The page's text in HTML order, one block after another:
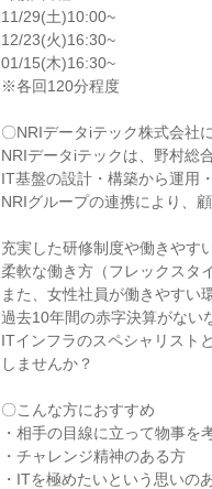
11/29(土)10:00~
12/23(火)16:30~
01/15(木)16:30~
※各回120分程度
〇NRIデータiテック株式会社
NRIデータiテックは、野村総
IT基盤の設計・構築から運用
NRIグループの連携により、
充実した研修制度や働きやす
柔軟な働き方（フレックスタ
また、女性社員が働きやすい
過去10年間の赤字決算がない
ITインフラのスペシャリスト
しませんか？
〇こんな方におすすめ
・相手の目線に立って物事を
・チャレンジ精神のある方
・ITを極めたいという思いの